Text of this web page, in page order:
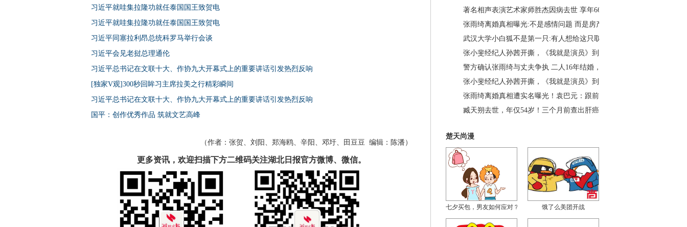
习近平就哇集拉隆功就任泰国国王致贺电
习近平就哇集拉隆功就任泰国国王致贺电
习近平同塞拉利昂总统科罗马举行会谈
习近平会见老挝总理通伦
习近平总书记在文联十大、作协九大开幕式上的重要讲话引发热烈反响
[独家V观]300秒回眸习主席拉美之行精彩瞬间
习近平总书记在文联十大、作协九大开幕式上的重要讲话引发热烈反响
国平：创作优秀作品 筑就文艺高峰
（作者： 张贺、刘阳、郑海鸥、辛阳、邓圩、田豆豆编辑： 陈潘）
更多资讯，欢迎扫描下方二维码关注湖北日报官方微博、微信。
著名相声表演艺术家师胜杰因病去世 享年66岁_荆楚网
张雨绮离婚真相曝光:不是感情问题 而是房产、财产问题？_荆楚网
武汉大学小白狐不是第一只:有人想给这只取名“珈珈”_荆楚网
张小斐经纪人孙茜开撕，《我就是演员》到底谁演得好？_荆楚网
警方确认张雨绮与丈夫争执 二人16年结婚，次年生下龙凤胎_荆楚网
张小斐经纪人孙茜开撕，《我就是演员》到底谁演得好？_荆楚网
张雨绮离婚真相遭实名曝光！袁巴元：跟前夫离婚给钱为什么不给我？
臧天朔去世，年仅54岁！三个月前查出肝癌晚期……_荆楚网
楚天尚漫
七夕买包，男友如何应对？ 饿了么美团开战